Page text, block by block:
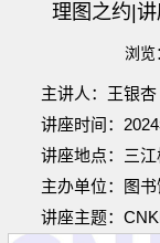
理图之约|
浏览
主讲人：王银杏
讲座时间：
讲座地点：三
主办单位：图书
讲座主题：